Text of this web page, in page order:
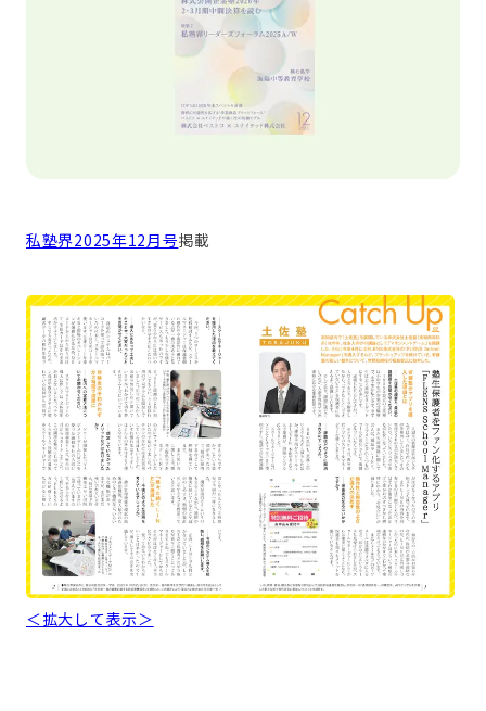
私塾界2025年12月号掲載
＜拡大して表示＞